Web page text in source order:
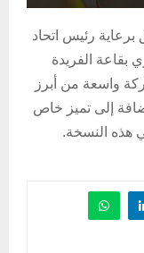
برعاية رئيس اتحاد
الفريدة
3 أكتوبر؛ بمشاركة واسعة من أبرز
إلى تميز خاص
هذه النسخة.